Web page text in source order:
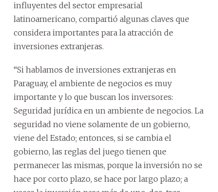
influyentes del sector empresarial
latinoamericano, compartió algunas claves que
considera importantes para la atracción de
inversiones extranjeras.
“Si hablamos de inversiones extranjeras en
Paraguay, el ambiente de negocios es muy
importante y lo que buscan los inversores:
Seguridad jurídica en un ambiente de negocios. La
seguridad no viene solamente de un gobierno,
viene del Estado; entonces, si se cambia el
gobierno, las reglas del juego tienen que
permanecer las mismas, porque la inversión no se
hace por corto plazo, se hace por largo plazo; a